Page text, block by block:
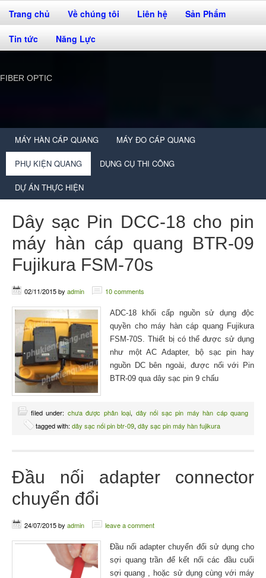
Trang chủ Về chúng tôi Liên hệ Sản Phẩm
Tin tức Năng Lực
FIBER OPTIC
MÁY HÀN CÁP QUANG MÁY ĐO CÁP QUANG
PHỤ KIỆN QUANG DỤNG CỤ THI CÔNG
DỰ ÁN THỰC HIỆN
Dây sạc Pin DCC-18 cho pin
máy hàn cáp quang BTR-09
Fujikura FSM-70s
02/11/2015by admin 10 comments
ADC-18 khối cấp nguồn sử dụng độc
quyền cho máy hàn cáp quang Fujikura
FSM-70S. Thiết bị có thể được sử dụng
như một AC Adapter, bộ sạc pin hay
nguồn DC bên ngoài, được nối với Pin
BTR-09 qua dây sạc pin 9 chấu
filed under: chưa được phân loại, dây nối sạc pin máy hàn cáp quang
tagged with: dây sạc nối pin btr-09, dây sạc pin máy hàn fujikura
Đầu nối adapter connector
chuyển đổi
24/07/2015by admin leave a comment
Đầu nối adapter chuyển đổi sử dụng cho
sợi quang trần để kết nối các đầu cuối
sợi quang , hoặc sử dụng cùng với máy